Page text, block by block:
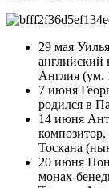
29 мая
английский
Англия (ум.
7 июня
родился в
14 июня
Тоскана
20 июня
монах-